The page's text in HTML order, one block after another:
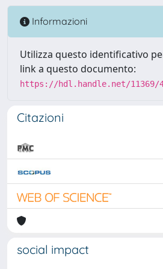
Informazioni
Utilizza questo identificativo
link a questo documento:
https://hdl.handle.net/11369/
Citazioni
social impact